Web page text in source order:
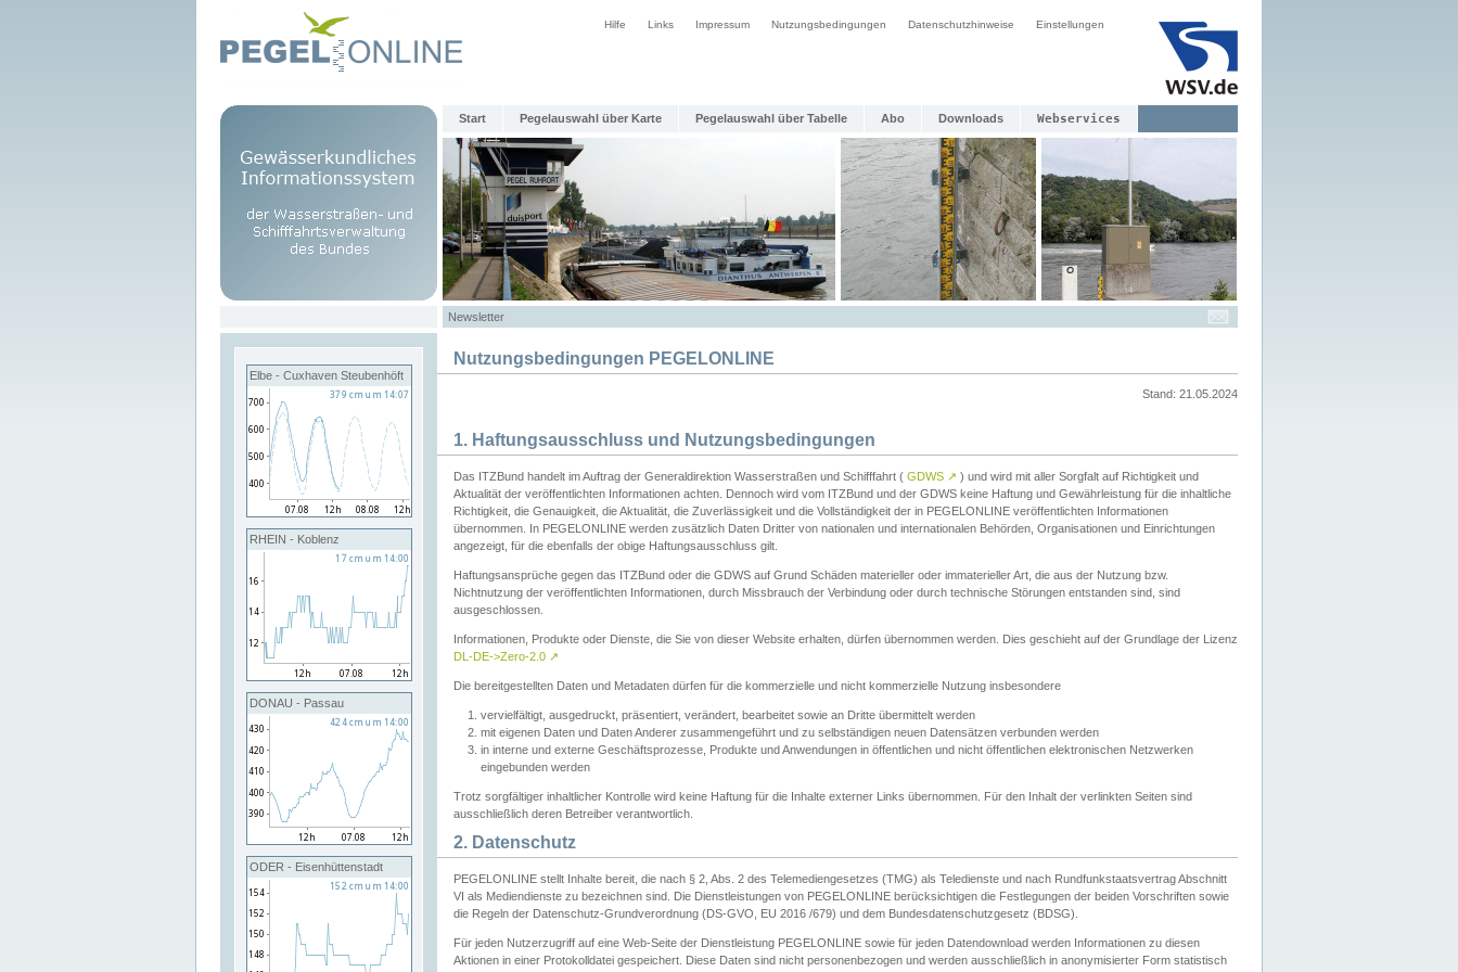
Hilfe Links Impressum Nutzungsbedingungen Datenschutzhinweise Einstellungen
Start Pegelauswahl über Karte Pegelauswahl über Tabelle Abo Downloads Webservices
Newsletter
Elbe - Cuxhaven Steubenhöft
RHEIN - Koblenz
DONAU - Passau
ODER - Eisenhüttenstadt
Nutzungsbedingungen PEGELONLINE
Stand: 21.05.2024
1. Haftungsausschluss und Nutzungsbedingungen
Das ITZBund handelt im Auftrag der Generaldirektion Wasserstraßen und Schifffahrt ( GDWS ↗ ) und wird mit aller Sorgfalt auf Richtigkeit und
Aktualität der veröffentlichten Informationen achten. Dennoch wird vom ITZBund und der GDWS keine Haftung und Gewährleistung für die inhaltliche
Richtigkeit, die Genauigkeit, die Aktualität, die Zuverlässigkeit und die Vollständigkeit der in PEGELONLINE veröffentlichten Informationen
übernommen. In PEGELONLINE werden zusätzlich Daten Dritter von nationalen und internationalen Behörden, Organisationen und Einrichtungen
angezeigt, für die ebenfalls der obige Haftungsausschluss gilt.
Haftungsansprüche gegen das ITZBund oder die GDWS auf Grund Schäden materieller oder immaterieller Art, die aus der Nutzung bzw.
Nichtnutzung der veröffentlichten Informationen, durch Missbrauch der Verbindung oder durch technische Störungen entstanden sind, sind
ausgeschlossen.
Informationen, Produkte oder Dienste, die Sie von dieser Website erhalten, dürfen übernommen werden. Dies geschieht auf der Grundlage der Lizenz
DL-DE->Zero-2.0 ↗
Die bereitgestellten Daten und Metadaten dürfen für die kommerzielle und nicht kommerzielle Nutzung insbesondere
vervielfältigt, ausgedruckt, präsentiert, verändert, bearbeitet sowie an Dritte übermittelt werden
mit eigenen Daten und Daten Anderer zusammengeführt und zu selbständigen neuen Datensätzen verbunden werden
in interne und externe Geschäftsprozesse, Produkte und Anwendungen in öffentlichen und nicht öffentlichen elektronischen Netzwerken
eingebunden werden
Trotz sorgfältiger inhaltlicher Kontrolle wird keine Haftung für die Inhalte externer Links übernommen. Für den Inhalt der verlinkten Seiten sind
ausschließlich deren Betreiber verantwortlich.
2. Datenschutz
PEGELONLINE stellt Inhalte bereit, die nach § 2, Abs. 2 des Telemediengesetzes (TMG) als Teledienste und nach Rundfunkstaatsvertrag Abschnitt
VI als Mediendienste zu bezeichnen sind. Die Dienstleistungen von PEGELONLINE berücksichtigen die Festlegungen der beiden Vorschriften sowie
die Regeln der Datenschutz-Grundverordnung (DS-GVO, EU 2016 /679) und dem Bundesdatenschutzgesetz (BDSG).
Für jeden Nutzerzugriff auf eine Web-Seite der Dienstleistung PEGELONLINE sowie für jeden Datendownload werden Informationen zu diesen
Aktionen in einer Protokolldatei gespeichert. Diese Daten sind nicht personenbezogen und werden ausschließlich in anonymisierter Form statistisch